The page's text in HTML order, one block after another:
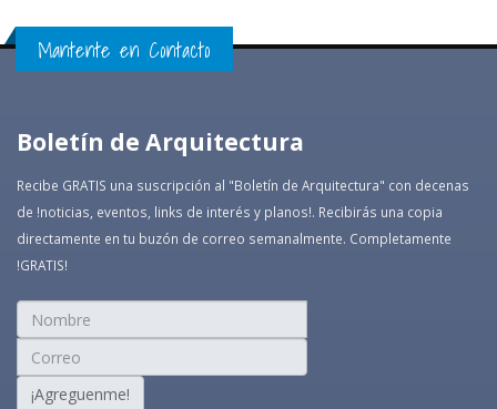
Mantente en Contacto
Boletín de Arquitectura
Recibe GRATIS una suscripción al "Boletín de Arquitectura" con decenas
de !noticias, eventos, links de interés y planos!. Recibirás una copia
directamente en tu buzón de correo semanalmente. Completamente
!GRATIS!
¡Agreguenme!